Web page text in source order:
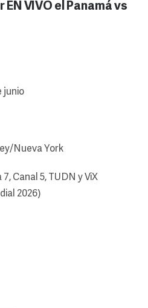
VIVO el Panamá vs
junio
Nueva York
Canal 5, TUDN y ViX
2026)